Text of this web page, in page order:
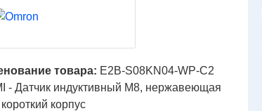
товара: E2B-S08KN04-WP-C2
- Датчик индуктивный M8, нержавеющая
корпус